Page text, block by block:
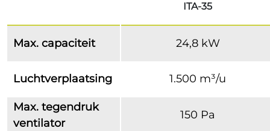
ITA-35
Max. capaciteit 24,8 kW
Luchtverplaatsing 1.500 m³/u
Max. tegendruk
ventilator
150 Pa